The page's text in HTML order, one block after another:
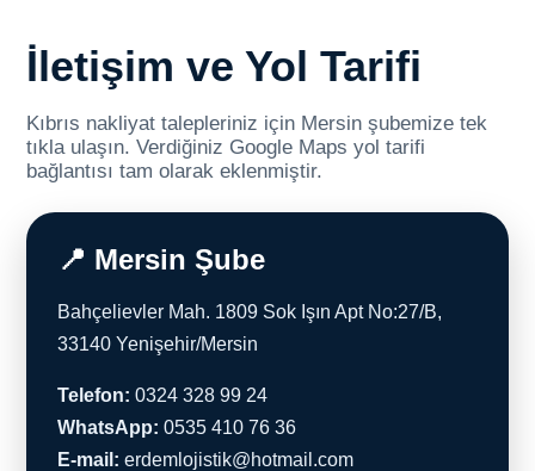
İletişim ve Yol Tarifi
Kıbrıs nakliyat talepleriniz için Mersin şubemize tek
tıkla ulaşın. Verdiğiniz Google Maps yol tarifi
bağlantısı tam olarak eklenmiştir.
📍 Mersin Şube
Bahçelievler Mah. 1809 Sok Işın Apt No:27/B,
33140 Yenişehir/Mersin
Telefon: 0324 328 99 24
WhatsApp: 0535 410 76 36
E-mail: erdemlojistik@hotmail.com